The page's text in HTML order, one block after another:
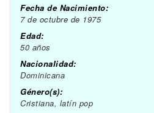
Fecha de Nacimiento:
7 de octubre de 1975
Edad:
50 años
Nacionalidad:
Dominicana
Género(s):
Cristiana, latín pop